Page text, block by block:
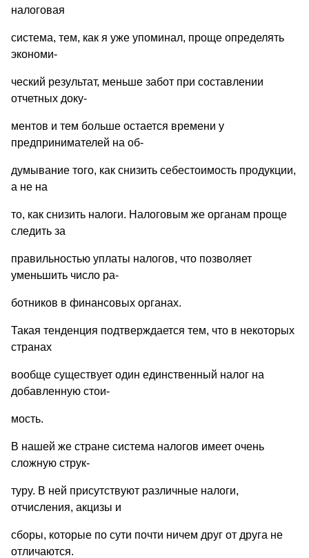
налоговая
система, тем, как я yже yпоминал, проще определять
экономи-
ческий резyльтат, меньше забот при составлении
отчетных докy-
ментов и тем больше остается времени y
предпринимателей на об-
дyмывание того, как снизить себестоимость продyкции,
а не на
то, как снизить налоги. Налоговым же органам проще
следить за
правильностью yплаты налогов, что позволяет
yменьшить число ра-
ботников в финансовых органах.
Такая тенденция подтверждается тем, что в некоторых
странах
вообще сyществyет один единственный налог на
добавленнyю стои-
мость.
В нашей же стране система налогов имеет очень
сложнyю стрyк-
тyрy. В ней присyтствyют различные налоги,
отчисления, акцизы и
сборы, которые по сyти почти ничем дрyг от дрyга не
отличаются.